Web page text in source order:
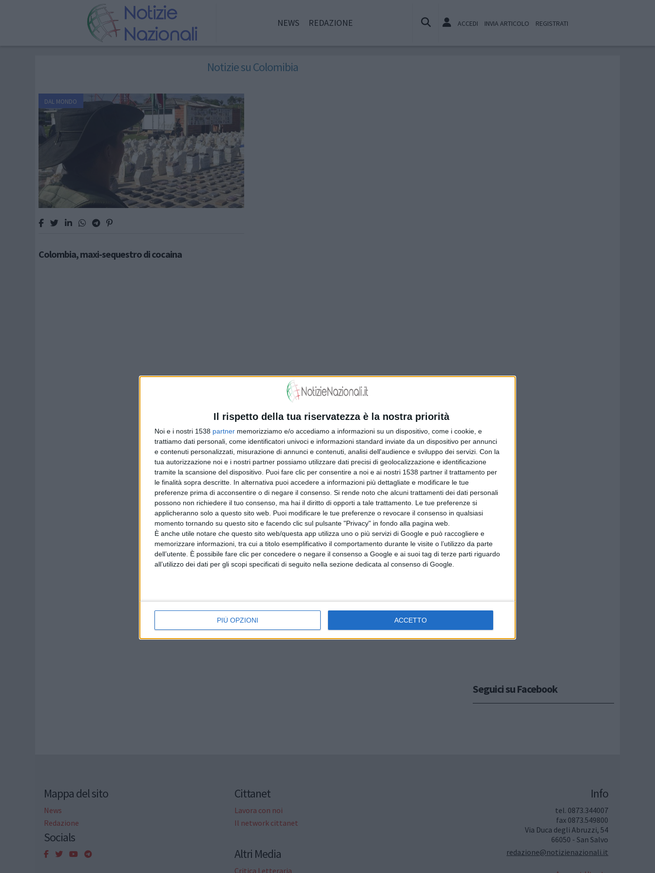
Il rispetto della tua riservatezza è la nostra priorità
Noi e i nostri 1538 partner memorizziamo e/o accediamo a informazioni su un dispositivo, come i cookie, e
trattiamo dati personali, come identificatori univoci e informazioni standard inviate da un dispositivo per annunci
e contenuti personalizzati, misurazione di annunci e contenuti, analisi dell'audience e sviluppo dei servizi. Con la
tua autorizzazione noi e i nostri partner possiamo utilizzare dati precisi di geolocalizzazione e identificazione
tramite la scansione del dispositivo. Puoi fare clic per consentire a noi e ai nostri 1538 partner il trattamento per
le finalità sopra descritte. In alternativa puoi accedere a informazioni più dettagliate e modificare le tue
preferenze prima di acconsentire o di negare il consenso. Si rende noto che alcuni trattamenti dei dati personali
possono non richiedere il tuo consenso, ma hai il diritto di opporti a tale trattamento. Le tue preferenze si
applicheranno solo a questo sito web. Puoi modificare le tue preferenze o revocare il consenso in qualsiasi
momento tornando su questo sito e facendo clic sul pulsante "Privacy" in fondo alla pagina web.
È anche utile notare che questo sito web/questa app utilizza uno o più servizi di Google e può raccogliere e
memorizzare informazioni, tra cui a titolo esemplificativo il comportamento durante le visite o l’utilizzo da parte
dell’utente. È possibile fare clic per concedere o negare il consenso a Google e ai suoi tag di terze parti riguardo
all’utilizzo dei dati per gli scopi specificati di seguito nella sezione dedicata al consenso di Google.
PIÙ OPZIONI ACCETTO
NEWS REDAZIONE ACCEDI INVIA ARTICOLO REGISTRATI
Notizie su Colomibia
DAL MONDO
Colombia, maxi-sequestro di cocaina
Seguici su Facebook
Mappa del sito
News
Redazione
Socials
Cittanet
Lavora con noi
Il network cittanet
Altri Media
Critica Letteraria
Info
tel. 0873.344007
fax 0873.549800
Via Duca degli Abruzzi, 54
66050 - San Salvo
redazione@notizienazionali.it